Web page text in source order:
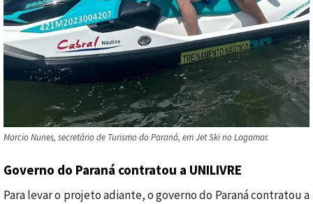
Marcio Nunes, secretário de Turismo do Paraná, em Jet Ski no Lagamar.
Governo do Paraná contratou a UNILIVRE
Para levar o projeto adiante, o governo do Paraná contratou a